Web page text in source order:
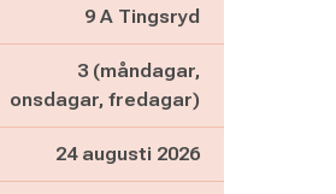
9 A Tingsryd
3 (måndagar,
onsdagar, fredagar)
24 augusti 2026